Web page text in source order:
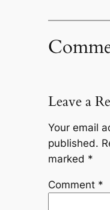
Leave a
Your email
published.
marked *
Comment *